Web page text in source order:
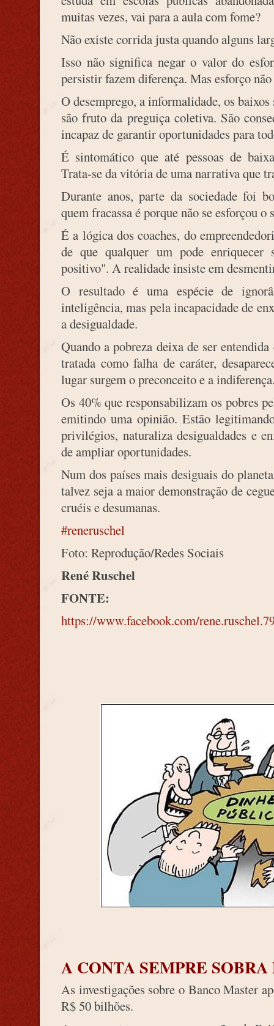
muitas vezes, vai para a aula com fome?
Não existe corrida justa quando alguns
Isso não significa negar o valor do
persistir fazem diferença. Mas esforço
O desemprego, a informalidade, os
são fruto da preguiça coletiva. São
incapaz de garantir oportunidades para
É sintomático que até pessoas de
Trata-se da vitória de uma narrativa que
Durante anos, parte da sociedade foi
quem fracassa é porque não se esforçou o
É a lógica dos coaches, do
de que qualquer um pode enriquecer
positivo". A realidade insiste em
O resultado é uma espécie de
inteligência, mas pela incapacidade de
a desigualdade.
Quando a pobreza deixa de ser
tratada como falha de caráter,
lugar surgem o preconceito e a
Os 40% que responsabilizam os pobres
emitindo uma opinião. Estão
privilégios, naturaliza desigualdades e
de ampliar oportunidades.
Num dos países mais desiguais do
talvez seja a maior demonstração de
cruéis e desumanas.
#reneruschel
Foto: Reprodução/Redes Sociais
René Ruschel
FONTE:
https://www.facebook.com/
A CONTA SEMPRE SOBRA
As investigações sobre o Banco Master
R$ 50 bilhões.